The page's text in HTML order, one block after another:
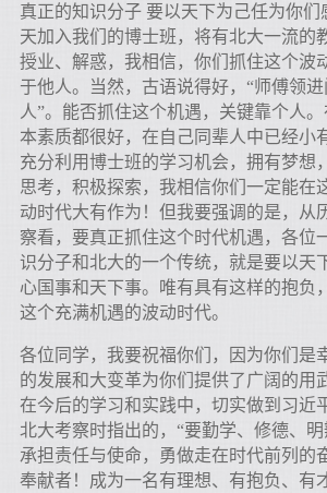
真正的知识分子 要以天下为己任为你们
天加入我们的博士班，将有北大一流的
授业、解惑，我相信，你们抓住这个波
于他人。当然，古语说得好，“师傅领
人”。能否抓住这个机遇，关键靠个人
本素质都很好，在自己同辈人中已经小
充分利用博士班的学习机会，拥有梦想
思考，积极探索，我相信你们一定能在
动时代大有作为！但我要强调的是，从
察看，要真正抓住这个时代机遇，各位
识分子和北大的一个传统，就是要以天
心国事和天下事。唯有具有这样的抱负
这个充满机遇的波动时代。
各位同学，我要祝福你们，因为你们是
的发展和大变革为你们提供了广阔的用
在今后的学习和实践中，切实做到习近
北大考察时指出的，“要勤学、修德、
承担责任与使命，勇做走在时代前列的
奉献者！成为一名有理想、有抱负、有